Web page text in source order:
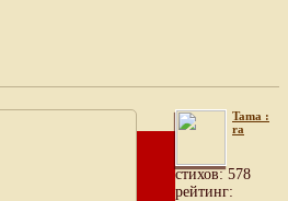
Tama :
ra
cтихов: 578
рейтинг: